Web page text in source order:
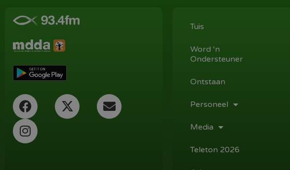
Tuis
Word ‘n
Ondersteuner
Ontstaan
Personeel
Media
Teleton 2026